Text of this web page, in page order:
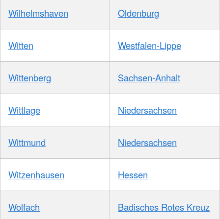
Wilhelmshaven Oldenburg
Witten Westfalen-Lippe
Wittenberg Sachsen-Anhalt
Wittlage Niedersachsen
Wittmund Niedersachsen
Witzenhausen Hessen
Wolfach Badisches Rotes Kreuz